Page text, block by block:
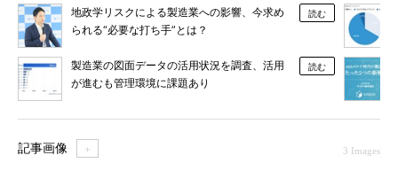
地政学リスクによる製造業への影響、今求め
られる“必要な打ち手”とは？
読む
製造業の図面データの活用状況を調査、活用
が進むも管理環境に課題あり
読む
記事画像 ＋ 3 Images